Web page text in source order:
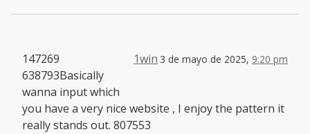
1win 3 de mayo de 2025, 9:20 pm
147269
638793Basically
wanna input which
you have a very nice website , I enjoy the pattern it
really stands out. 807553